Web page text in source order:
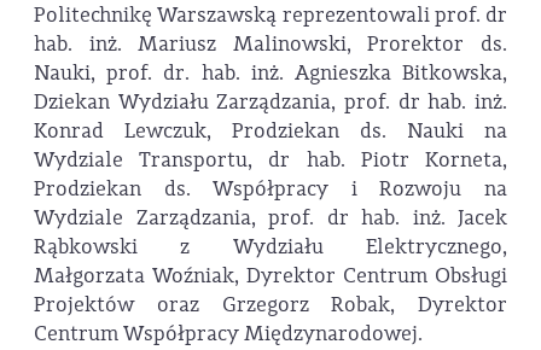
Politechnikę Warszawską reprezentowali prof. dr
hab. inż. Mariusz Malinowski, Prorektor ds.
Nauki, prof. dr. hab. inż. Agnieszka Bitkowska,
Dziekan Wydziału Zarządzania, prof. dr hab. inż.
Konrad Lewczuk, Prodziekan ds. Nauki na
Wydziale Transportu, dr hab. Piotr Korneta,
Prodziekan ds. Współpracy i Rozwoju na
Wydziale Zarządzania, prof. dr hab. inż. Jacek
Rąbkowski z Wydziału Elektrycznego,
Małgorzata Woźniak, Dyrektor Centrum Obsługi
Projektów oraz Grzegorz Robak, Dyrektor
Centrum Współpracy Międzynarodowej.